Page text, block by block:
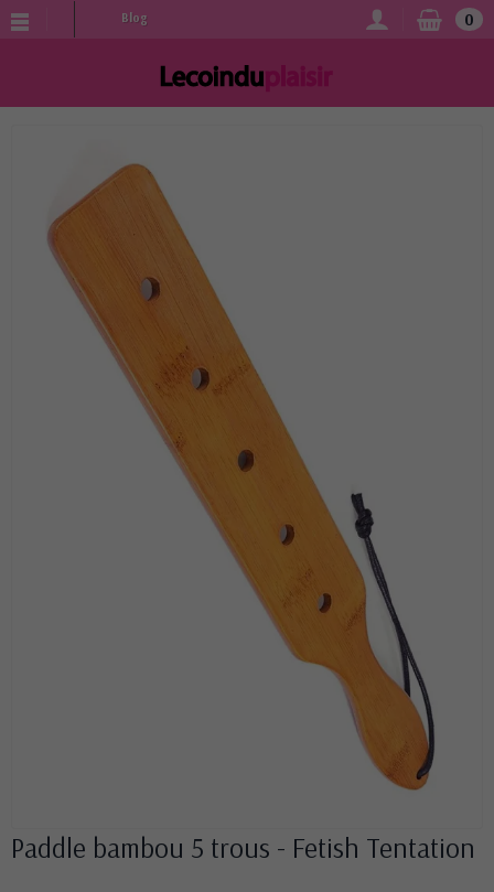
Blog 0
Paddle bambou 5 trous - Fetish Tentation